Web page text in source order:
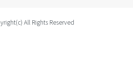
All Rights Reserved